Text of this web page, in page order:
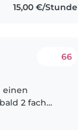
15,00 €/Stunde
66
einen
2 fach